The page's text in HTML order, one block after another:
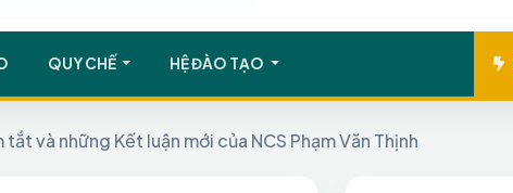
QUY CHẾ HỆ ĐÀO TẠO
và những Kết luận mới của NCS Phạm Văn Thịnh